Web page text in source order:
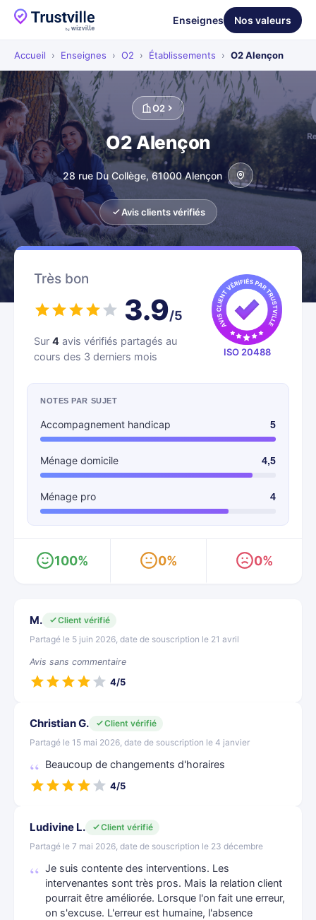
Enseignes Nos valeurs
Accueil › Enseignes › O2 › Établissements › O2 Alençon
O2
O2 Alençon
28 rue Du Collège, 61000 Alençon
Avis clients vérifiés
Très bon
3.9/5
Sur 4 avis vérifiés partagés au
cours des 3 derniers mois
ISO 20488
NOTES PAR SUJET
Accompagnement handicap 5
Ménage domicile 4,5
Ménage pro 4
100% 0% 0%
M.
Client vérifié
Partagé le 5 juin 2026, date de souscription le 21 avril
Avis sans commentaire
4/5
Christian G.
Client vérifié
Partagé le 15 mai 2026, date de souscription le 4 janvier
Beaucoup de changements d'horaires
4/5
Ludivine L.
Client vérifié
Partagé le 7 mai 2026, date de souscription le 23 décembre
Je suis contente des interventions. Les
intervenantes sont très pros. Mais la relation client
pourrait être améliorée. Lorsque l'on fait une erreur,
on s'excuse. L'erreur est humaine, l'absence